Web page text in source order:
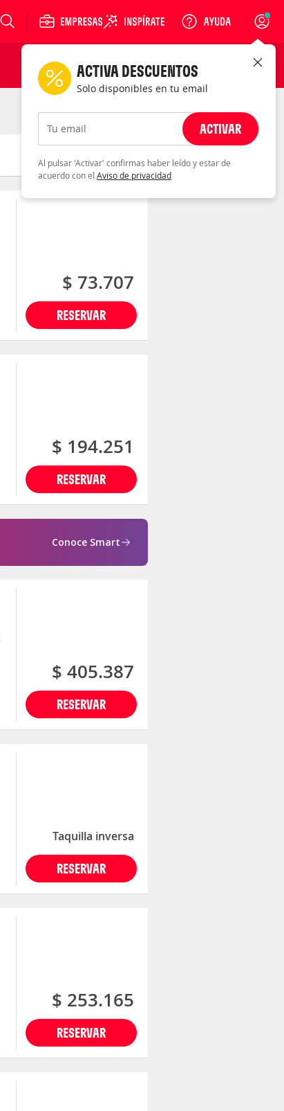
Login
RESERVAR
$ 73.707
RESERVAR
$ 194.251
Conoce Smart
RESERVAR
$ 405.387
RESERVAR
Taquilla inversa
RESERVAR
$ 253.165
ACTIVA DESCUENTOS
Solo disponibles en tu email
Tu email ACTIVAR
Al pulsar 'Activar' confirmas haber leído y estar de
acuerdo con el Aviso de privacidad